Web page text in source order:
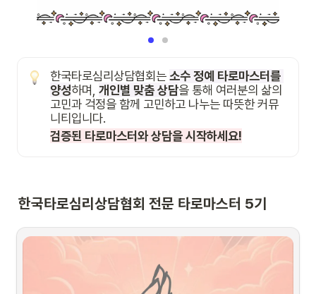
한국타로심리상담협회는 소수 정예 타로마스터를
양성하며, 개인별 맞춤 상담을 통해 여러분의 삶의
고민과 걱정을 함께 고민하고 나누는 따뜻한 커뮤
니티입니다.
검증된 타로마스터와 상담을 시작하세요!
한국타로심리상담협회 전문 타로마스터 5기